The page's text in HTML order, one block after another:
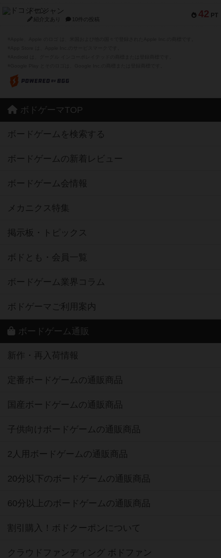
42 PT
ドコジャン
紹介文あり 10件の投稿
ボドゲーマTOP
ボードゲームを検索する
ボードゲームの新着レビュー
ボードゲーム会情報
メカニクス特集
掲示板・トピックス
ボドとも・会員一覧
ボードゲーム業界コラム
ボドゲーマご利用案内
ボードゲーム通販
新作・再入荷情報
定番ボードゲームの通販商品
国産ボードゲームの通販商品
子供向けボードゲームの通販商品
2人用ボードゲームの通販商品
20分以下のボードゲームの通販商品
60分以上のボードゲームの通販商品
割引購入！ボドクーポンについて
クラウドファンディング ボドファン